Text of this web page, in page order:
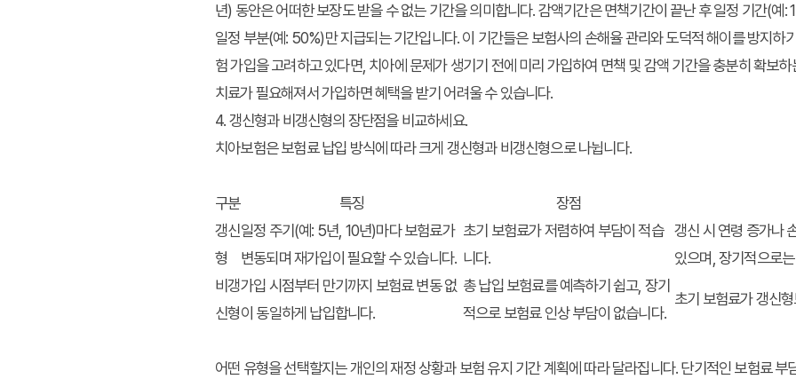
년) 동안은 어떠한 보장도 받을 수 없는 기간을 의미합니다. 감액기간은 면책기간이 끝난 후 일정 기간(예:
일정 부분(예: 50%)만 지급되는 기간입니다. 이 기간들은 보험사의 손해율 관리와 도덕적 해이를 방지하
험 가입을 고려하고 있다면, 치아에 문제가 생기기 전에 미리 가입하여 면책 및 감액 기간을 충분히 확보
치료가 필요해져서 가입하면 혜택을 받기 어려울 수 있습니다.
4. 갱신형과 비갱신형의 장단점을 비교하세요.
치아보험은 보험료 납입 방식에 따라 크게 갱신형과 비갱신형으로 나뉩니다.
구분 특징
장점
갱신
형
일정 주기(예: 5년, 10년)마다 보험료가
변동되며 재가입이 필요할 수 있습니다.
초기 보험료가 저렴하여 부담이 적습
니다.
갱신 시 연령 증가나
있으며, 장기적으로
비갱
신형
가입 시점부터 만기까지 보험료 변동 없
이 동일하게 납입합니다.
총 납입 보험료를 예측하기 쉽고, 장기
적으로 보험료 인상 부담이 없습니다.
초기 보험료가 갱신
어떤 유형을 선택할지는 개인의 재정 상황과 보험 유지 기간 계획에 따라 달라집니다. 단기적인 보험료 부